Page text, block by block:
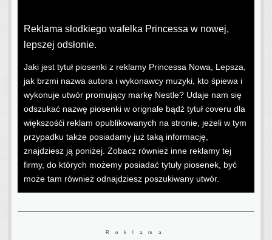
Reklama słodkiego wafelka Princessa w nowej,
lepszej odsłonie.
Jaki jest tytuł piosenki z reklamy Princessa Nowa, Lepsza,
jak brzmi nazwa autora i wykonawcy muzyki, kto śpiewa i
wykonuje utwór promujący markę Nestle? Udaje nam się
odszukać nazwę piosenki w orignale bądź tytuł coveru dla
większośći reklam opublikowanych na stronie, jeżeli w tym
przypadku także posiadamy już taką informację,
znajdziesz ją poniżej. Zobacz również inne reklamy tej
firmy, do których możemy posiadać tytuły piosenek, być
może tam również odnajdziesz poszukiwany utwór.
Reklama